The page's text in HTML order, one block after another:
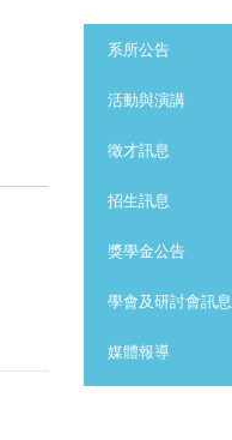
系所公告
活動與演講
徵才訊息
招生訊息
獎學金公告
學會及研討會訊息
媒體報導